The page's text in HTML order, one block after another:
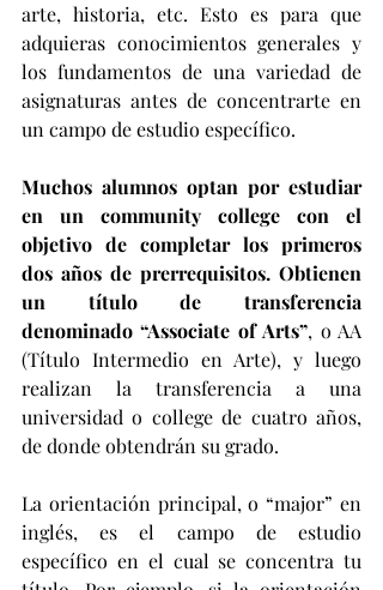
arte, historia, etc. Esto es para que
adquieras conocimientos generales y
los fundamentos de una variedad de
asignaturas antes de concentrarte en
un campo de estudio específico.
Muchos alumnos optan por estudiar
en un community college con el
objetivo de completar los primeros
dos años de prerrequisitos. Obtienen
un título de transferencia
denominado “Associate of Arts”, o AA
(Título Intermedio en Arte), y luego
realizan la transferencia a una
universidad o college de cuatro años,
de donde obtendrán su grado.
La orientación principal, o “major” en
inglés, es el campo de estudio
específico en el cual se concentra tu